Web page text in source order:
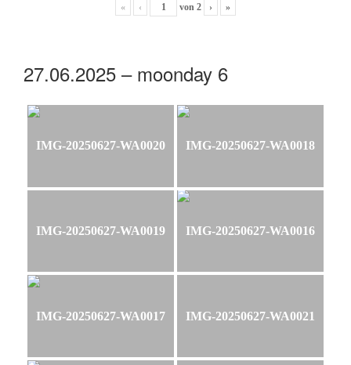
« ‹ von 2 › »
27.06.2025 – moonday 6
IMG-20250627-WA0020 IMG-20250627-WA0018
IMG-20250627-WA0019 IMG-20250627-WA0016
IMG-20250627-WA0017 IMG-20250627-WA0021